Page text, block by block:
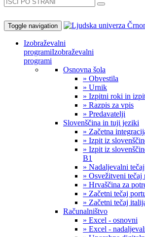
Toggle navigation
Izobraževalni
programiIzobraževalni
programi
Osnovna šola
» Obvestila
» Urnik
» Izpitni roki in
» Razpis za vpis
» Predavatelji
Slovenščina in tuji jeziki
» Začetna
» Izpit iz
» Izpit iz
B1
» Nadaljevalni
» Osvežitveni tečaj
» Hrvaščina za
» Začetni tečaj
» Začetni tečaj
Računalništvo
» Excel - osnovni
» Excel -